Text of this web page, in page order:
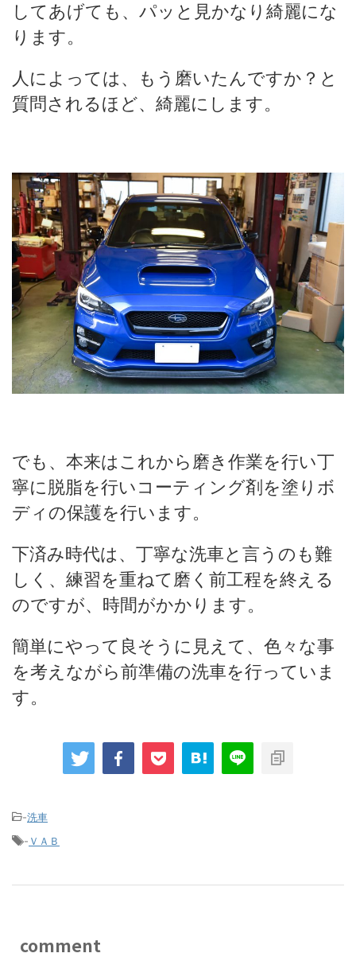
してあげても、パッと見かなり綺麗にな
ります。
人によっては、もう磨いたんですか？と
質問されるほど、綺麗にします。
でも、本来はこれから磨き作業を行い丁
寧に脱脂を行いコーティング剤を塗りボ
ディの保護を行います。
下済み時代は、丁寧な洗車と言うのも難
しく、練習を重ねて磨く前工程を終える
のですが、時間がかかります。
簡単にやって良そうに見えて、色々な事
を考えながら前準備の洗車を行っていま
す。
-洗車
- ＶＡＢ
comment